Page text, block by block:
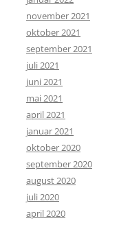
november 2021
oktober 2021
september 2021
juli 2021
juni 2021
mai 2021
april 2021
januar 2021
oktober 2020
september 2020
august 2020
juli 2020
april 2020